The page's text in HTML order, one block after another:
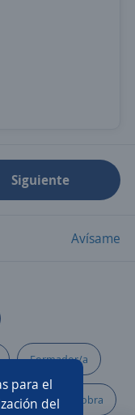
para el
del
Siguiente
Avísame
Formador/a
Maestro/a de obra